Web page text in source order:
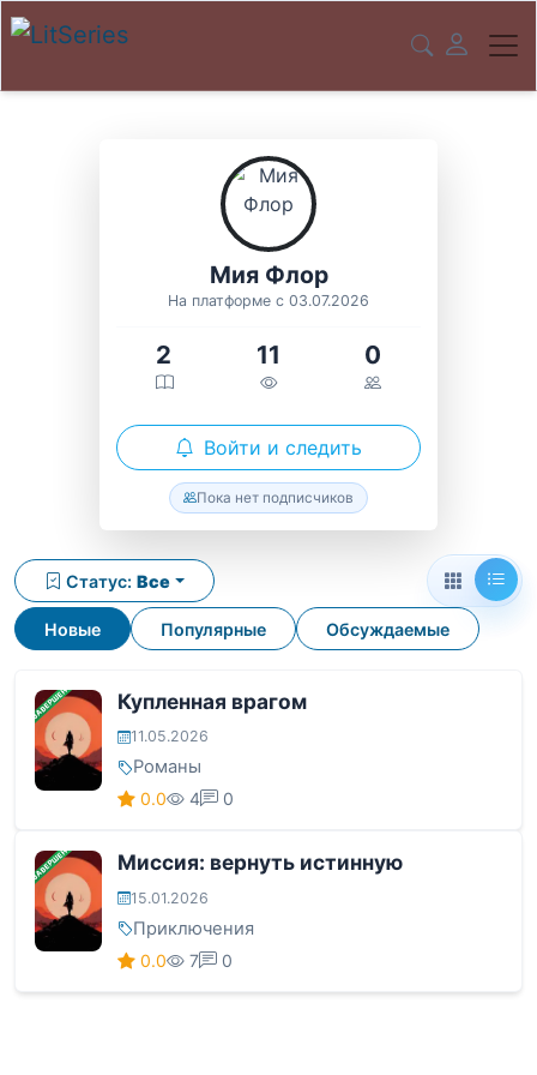
Мия Флор
На платформе с 03.07.2026
2 11 0
Войти и следить
Пока нет подписчиков
Новые Популярные Обсуждаемые
Статус: Все
ЗАВЕРШЕНА Купленная врагом
11.05.2026
Романы
0.0 4 0
ЗАВЕРШЕНА Миссия: вернуть истинную
15.01.2026
Приключения
0.0 7 0